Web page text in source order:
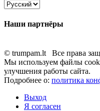
Наши партнёры
© trumpam.lt Все права
Мы используем файлы
улучшения работы сайта.
Подробнее о: политика
Выход
Я согласен